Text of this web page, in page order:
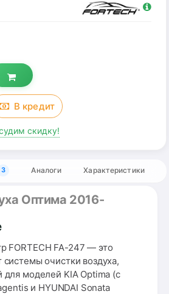
В кредит
скидку!
3 Аналоги Характеристики
Оптима 2016-
FORTECH FA-247 — это
очистки воздуха,
для моделей KIA Optima (с
и HYUNDAI Sonata